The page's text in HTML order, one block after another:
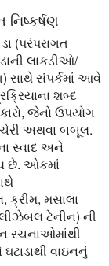
(પરંપરાગત
લાકડીઓ/
સાથે સંપર્કમાં આવે
શબ્દ
જેનો ઉપયોગ
ચેરી અથવા બબૂલ.
સ્વાદ અને
છે. ઓકમાં
ક્રીમ, મસાલા
ટેનીન) ની
રચનાઓમાંથી
વાઇનનું